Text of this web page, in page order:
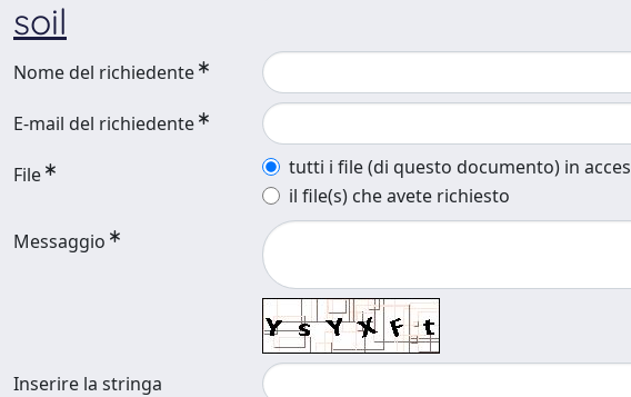
soil
Nome del richiedente
E-mail del richiedente
File
tutti i file (di questo documento) in
il file(s) che avete richiesto
Messaggio
Inserire la stringa